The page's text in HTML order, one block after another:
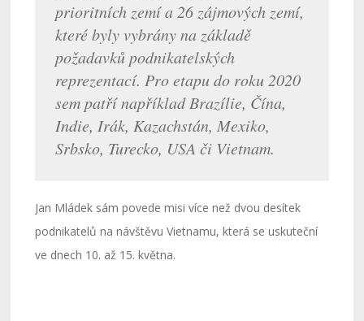
prioritních zemí a 26 zájmových zemí,
které byly vybrány na základě
požadavků podnikatelských
reprezentací. Pro etapu do roku 2020
sem patří například Brazílie, Čína,
Indie, Irák, Kazachstán, Mexiko,
Srbsko, Turecko, USA či Vietnam.
Jan Mládek sám povede misi více než dvou desítek
podnikatelů na návštěvu Vietnamu, která se uskuteční
ve dnech 10. až 15. května.